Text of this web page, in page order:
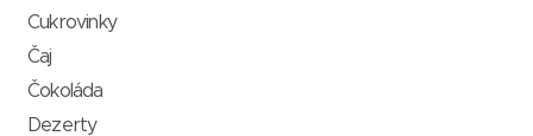
Cukrovinky
Čaj
Čokoláda
Dezerty